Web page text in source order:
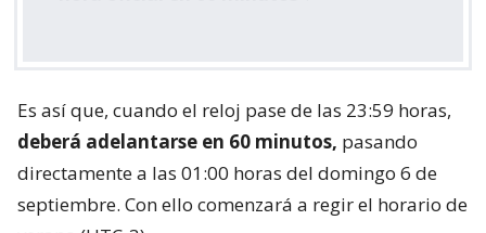
Es así que, cuando el reloj pase de las 23:59 horas,
deberá adelantarse en 60 minutos, pasando
directamente a las 01:00 horas del domingo 6 de
septiembre. Con ello comenzará a regir el horario de